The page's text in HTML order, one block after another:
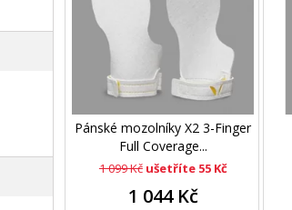
Pánské mozolníky X2 3-Finger
Full Coverage...
1 099 Kč ušetříte 55 Kč
1 044 Kč